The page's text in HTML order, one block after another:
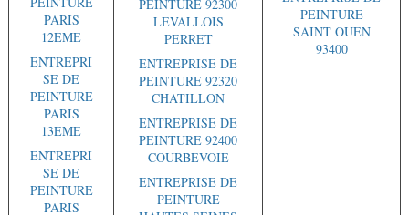
PARIS
12EME
ENTREPRI
SE DE
PEINTURE
PARIS
13EME
ENTREPRI
SE DE
PEINTURE
PARIS
PEINTURE 92300
LEVALLOIS
PERRET
ENTREPRISE DE
PEINTURE 92320
CHATILLON
ENTREPRISE DE
PEINTURE 92400
COURBEVOIE
ENTREPRISE DE
PEINTURE
PEINTURE
SAINT OUEN
93400